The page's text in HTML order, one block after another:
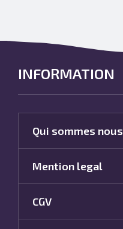
INFORMATION
Qui sommes nous
Mention legal
CGV